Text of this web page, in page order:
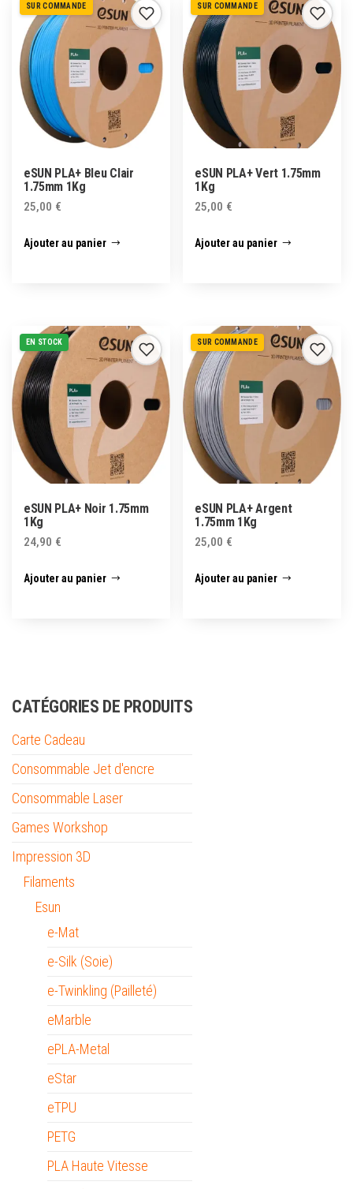
SUR COMMANDE
eSUN PLA+ Bleu Clair
1.75mm 1Kg
25,00 €
Ajouter au panier
SUR COMMANDE
eSUN PLA+ Vert 1.75mm
1Kg
25,00 €
Ajouter au panier
EN STOCK
eSUN PLA+ Noir 1.75mm
1Kg
24,90 €
Ajouter au panier
SUR COMMANDE
eSUN PLA+ Argent
1.75mm 1Kg
25,00 €
Ajouter au panier
CATÉGORIES DE PRODUITS
Carte Cadeau
Consommable Jet d'encre
Consommable Laser
Games Workshop
Impression 3D
Filaments
Esun
e-Mat
e-Silk (Soie)
e-Twinkling (Pailleté)
eMarble
ePLA-Metal
eStar
eTPU
PETG
PLA Haute Vitesse